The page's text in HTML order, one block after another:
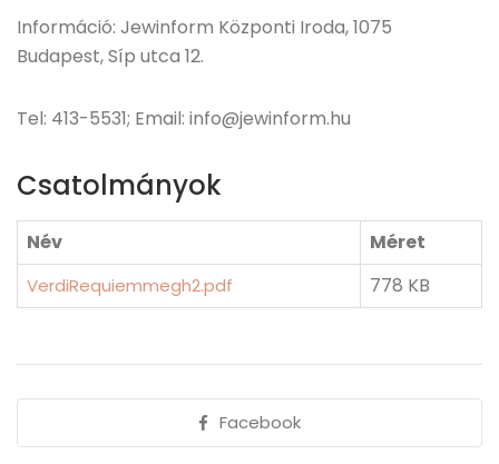
Információ: Jewinform Központi Iroda, 1075
Budapest, Síp utca 12.
Tel: 413-5531; Email: info@jewinform.hu
Csatolmányok
Név Méret
VerdiRequiemmegh2.pdf 778 KB
Facebook